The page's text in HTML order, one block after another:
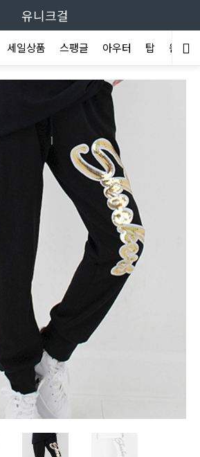
유니크걸
세일상품 스팽글 아우터 탑 원피스